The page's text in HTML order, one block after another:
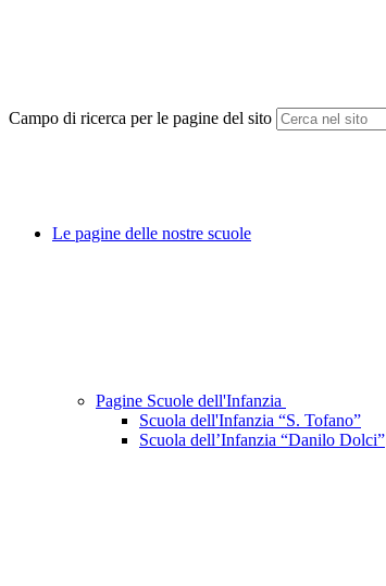
Campo di ricerca per le pagine del sito
Le pagine delle nostre scuole
Pagine Scuole dell'Infanzia
Scuola dell'Infanzia “S. Tofano”
Scuola dell’Infanzia “Danilo Dolci”